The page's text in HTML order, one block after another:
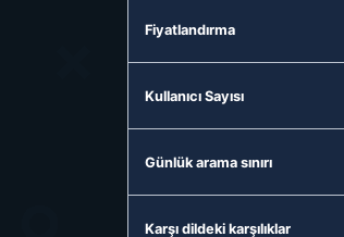
Fiyatlandırma
Kullanıcı Sayısı
Günlük arama sınırı
Karşı dildeki karşılıklar